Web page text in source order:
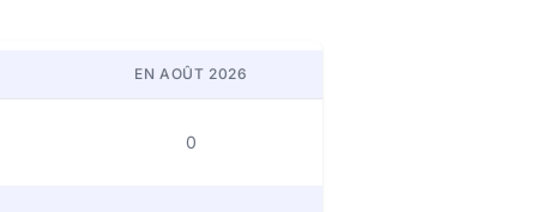
EN AOÛT 2026
0